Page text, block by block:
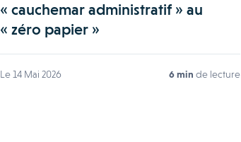
« cauchemar administratif » au
« zéro papier »
Le 14 Mai 2026 6 min de lecture